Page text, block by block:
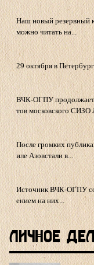
Наш новый резервный
можно читать на...
29 октября в
ВЧК-ОГПУ продолжает
тов московского СИЗО
После громких
иле Азовстали в...
Источник ВЧК-ОГПУ
ением на них...
Личное